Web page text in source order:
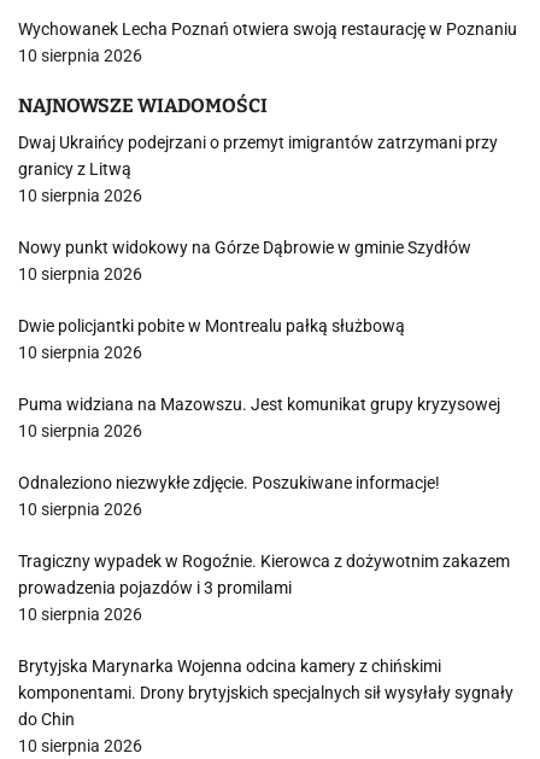
Wychowanek Lecha Poznań otwiera swoją restaurację w Poznaniu
10 sierpnia 2026
NAJNOWSZE WIADOMOŚCI
Dwaj Ukraińcy podejrzani o przemyt imigrantów zatrzymani przy
granicy z Litwą
10 sierpnia 2026
Nowy punkt widokowy na Górze Dąbrowie w gminie Szydłów
10 sierpnia 2026
Dwie policjantki pobite w Montrealu pałką służbową
10 sierpnia 2026
Puma widziana na Mazowszu. Jest komunikat grupy kryzysowej
10 sierpnia 2026
Odnaleziono niezwykłe zdjęcie. Poszukiwane informacje!
10 sierpnia 2026
Tragiczny wypadek w Rogoźnie. Kierowca z dożywotnim zakazem
prowadzenia pojazdów i 3 promilami
10 sierpnia 2026
Brytyjska Marynarka Wojenna odcina kamery z chińskimi
komponentami. Drony brytyjskich specjalnych sił wysyłały sygnały
do Chin
10 sierpnia 2026